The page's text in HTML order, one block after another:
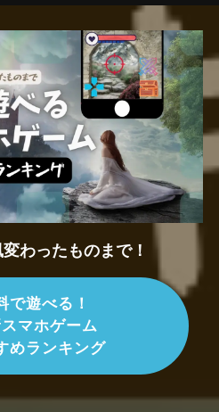
わったものまで！
で遊べる！
マホゲーム
めランキング